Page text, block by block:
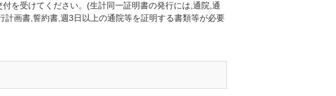
を受けてください。(生計同一証明書の発行には,通院,通
画書,誓約書,週3日以上の通院等を証明する書類等が必要